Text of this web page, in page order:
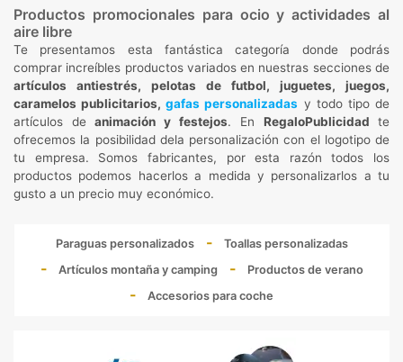
Productos promocionales para ocio y actividades al
aire libre
Te presentamos esta fantástica categoría donde podrás
comprar increíbles productos variados en nuestras secciones de
artículos antiestrés, pelotas de futbol, juguetes, juegos,
caramelos publicitarios,gafas personalizadas y todo tipo de
artículos de animación y festejos. En RegaloPublicidad te
ofrecemos la posibilidad dela personalización con el logotipo de
tu empresa. Somos fabricantes, por esta razón todos los
productos podemos hacerlos a medida y personalizarlos a tu
gusto a un precio muy económico.
Paraguas personalizados
Toallas personalizadas
Artículos montaña y camping
Productos de verano
Accesorios para coche